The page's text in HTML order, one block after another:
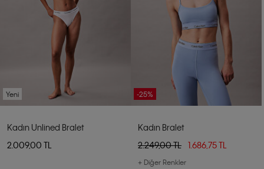
Yeni
Kadın Unlined Bralet
2.009,00 TL
-25%
Kadın Bralet
2.249,00 TL
1.686,75 TL
+ Diğer Renkler